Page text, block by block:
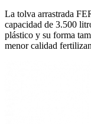
La tolva arrastrada
capacidad de 3.500
plástico y su forma
menor calidad